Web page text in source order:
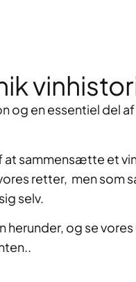
og en essentiel del
at sammensætte et
retter, men som
selv.
herunder, og se